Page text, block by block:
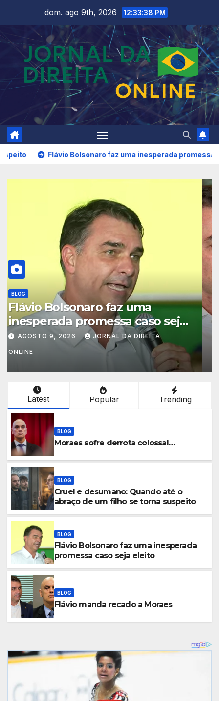
content
dom. ago 9th, 2026 12:33:41 PM
faz uma inesperada promessa caso seja eleito
BLOG
Flávio manda recado a Moraes
AGOSTO 8, 2026 JORNAL DA DIREITA
ONLINE
Latest Popular Trending
BLOG
Moraes sofre derrota colossal…
BLOG
Cruel e desumano: Quando até o
abraço de um filho se torna suspeito
BLOG
Flávio Bolsonaro faz uma inesperada
promessa caso seja eleito
BLOG
Flávio manda recado a Moraes